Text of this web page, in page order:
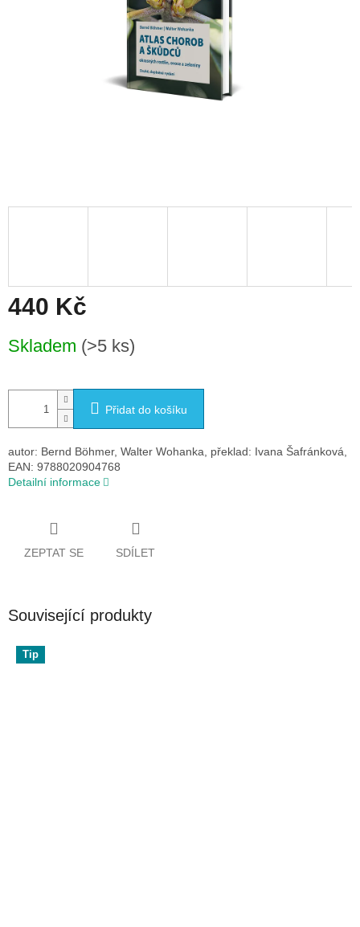
440 Kč
cena:
Skladem (>5 ks)
Přidat do košíku
autor: Bernd Böhmer, Walter Wohanka, překlad: Ivana Šafránková,
EAN: 9788020904768
Detailní informace
ZEPTAT SE SDÍLET
Související produkty
Tip